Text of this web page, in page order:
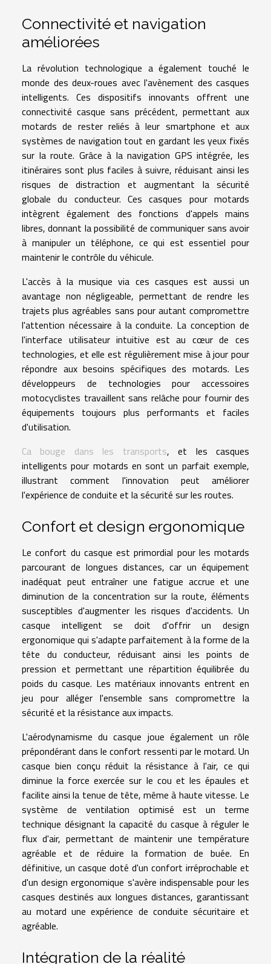
Connectivité et navigation
améliorées
La révolution technologique a également touché le
monde des deux-roues avec l'avènement des casques
intelligents. Ces dispositifs innovants offrent une
connectivité casque sans précédent, permettant aux
motards de rester reliés à leur smartphone et aux
systèmes de navigation tout en gardant les yeux fixés
sur la route. Grâce à la navigation GPS intégrée, les
itinéraires sont plus faciles à suivre, réduisant ainsi les
risques de distraction et augmentant la sécurité
globale du conducteur. Ces casques pour motards
intègrent également des fonctions d'appels mains
libres, donnant la possibilité de communiquer sans avoir
à manipuler un téléphone, ce qui est essentiel pour
maintenir le contrôle du véhicule.
L'accès à la musique via ces casques est aussi un
avantage non négligeable, permettant de rendre les
trajets plus agréables sans pour autant compromettre
l'attention nécessaire à la conduite. La conception de
l'interface utilisateur intuitive est au cœur de ces
technologies, et elle est régulièrement mise à jour pour
répondre aux besoins spécifiques des motards. Les
développeurs de technologies pour accessoires
motocyclistes travaillent sans relâche pour fournir des
équipements toujours plus performants et faciles
d'utilisation.
Ca bouge dans les transports, et les casques
intelligents pour motards en sont un parfait exemple,
illustrant comment l'innovation peut améliorer
l'expérience de conduite et la sécurité sur les routes.
Confort et design ergonomique
Le confort du casque est primordial pour les motards
parcourant de longues distances, car un équipement
inadéquat peut entraîner une fatigue accrue et une
diminution de la concentration sur la route, éléments
susceptibles d'augmenter les risques d'accidents. Un
casque intelligent se doit d'offrir un design
ergonomique qui s'adapte parfaitement à la forme de la
tête du conducteur, réduisant ainsi les points de
pression et permettant une répartition équilibrée du
poids du casque. Les matériaux innovants entrent en
jeu pour alléger l'ensemble sans compromettre la
sécurité et la résistance aux impacts.
L'aérodynamisme du casque joue également un rôle
prépondérant dans le confort ressenti par le motard. Un
casque bien conçu réduit la résistance à l'air, ce qui
diminue la force exercée sur le cou et les épaules et
facilite ainsi la tenue de tête, même à haute vitesse. Le
système de ventilation optimisé est un terme
technique désignant la capacité du casque à réguler le
flux d'air, permettant de maintenir une température
agréable et de réduire la formation de buée. En
définitive, un casque doté d'un confort irréprochable et
d'un design ergonomique s'avère indispensable pour les
casques destinés aux longues distances, garantissant
au motard une expérience de conduite sécuritaire et
agréable.
Intégration de la réalité